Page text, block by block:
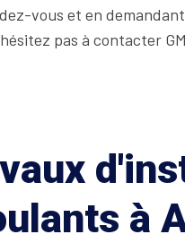
vous et en
pas à contacter
à